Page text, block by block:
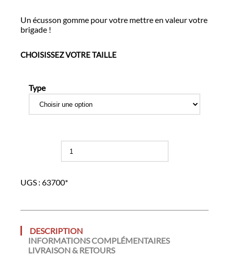
Un écusson gomme pour votre mettre en valeur votre
brigade !
CHOISISSEZ VOTRE TAILLE
Type
Ecusson
UGS : 63700*
DESCRIPTION
INFORMATIONS COMPLÉMENTAIRES
LIVRAISON & RETOURS